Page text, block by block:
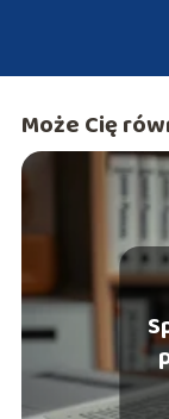
Może Cię